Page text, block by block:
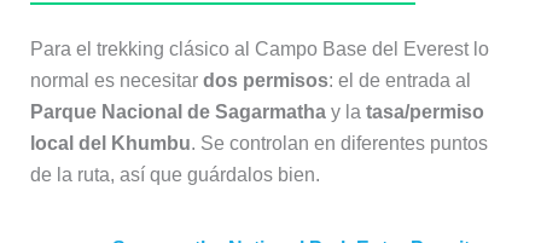
Para el trekking clásico al Campo Base del Everest lo
normal es necesitar dos permisos: el de entrada al
Parque Nacional de Sagarmathay la tasa/permiso
local del Khumbu. Se controlan en diferentes puntos
de la ruta, así que guárdalos bien.